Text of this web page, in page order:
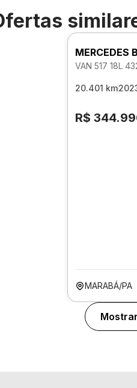
MERCEDES
VAN 517 18L
20.401 km
R$
MARABÁ/PA